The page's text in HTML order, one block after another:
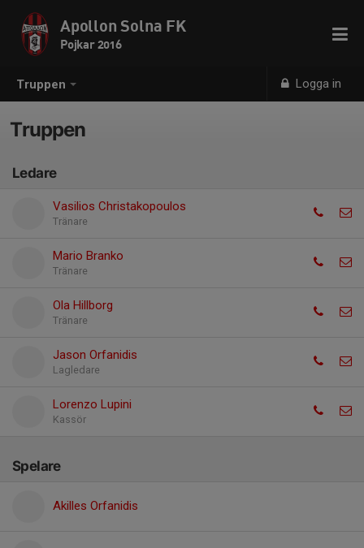
Truppen Logga in
Apollon Solna FK
Pojkar 2016
Truppen
Ledare
Vasilios Christakopoulos
Tränare
Mario Branko
Tränare
Ola Hillborg
Tränare
Jason Orfanidis
Lagledare
Lorenzo Lupini
Kassör
Spelare
Akilles Orfanidis